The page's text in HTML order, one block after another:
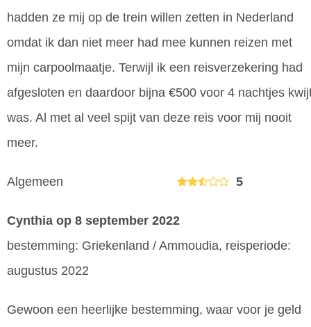
hadden ze mij op de trein willen zetten in Nederland
omdat ik dan niet meer had mee kunnen reizen met
mijn carpoolmaatje. Terwijl ik een reisverzekering had
afgesloten en daardoor bijna €500 voor 4 nachtjes
was. Al met al veel spijt van deze reis voor mij nooit
meer.
Algemeen 5
Cynthia op 8 september 2022
bestemming: Griekenland / Ammoudia, reisperiode:
augustus 2022
Gewoon een heerlijke bestemming, waar voor je geld